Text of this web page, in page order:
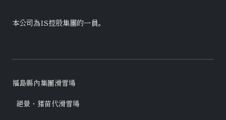
本公司為IS控股集團的一員。
福島縣內集團滑雪場
絕景・猪苗代滑雪場